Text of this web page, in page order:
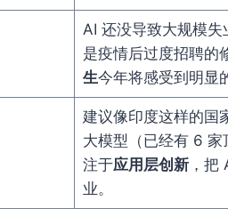
AI 还没导致大规模
是疫情后过度招聘的
生今年将感受到明显
建议像印度这样的国
大模型（已经有 6
注于应用层创新，把
业。